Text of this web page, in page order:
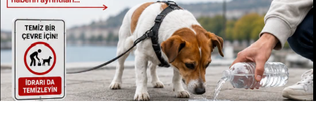
* Şişe: 200 ml
* Son tüketim tarihi: 31 Temmuz 2027
* Kızılay Elma Aromalı Gazlı İçecek
* Şişe: 200 ml
* Son tüketim tarihi: 20 Şubat 2027